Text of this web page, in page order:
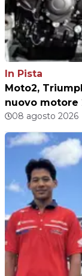
In Pista
Moto2,
nuovo motore
08 agosto 2026